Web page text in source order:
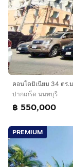
ปากเกร็ด นนทบุรี
฿ 550,000
PREMIUM